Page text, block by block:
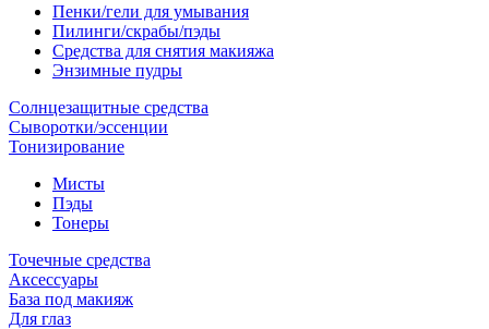
Пенки/гели для умывания
Пилинги/скрабы/пэды
Средства для снятия макияжа
Энзимные пудры
Солнцезащитные средства
Сыворотки/эссенции
Тонизирование
Мисты
Пэды
Тонеры
Точечные средства
Аксессуары
База под макияж
Для глаз